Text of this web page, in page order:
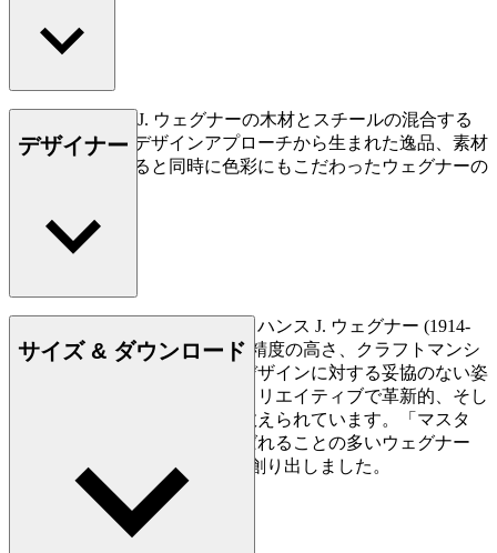
CH88Pはハンス J. ウェグナーの木材とスチールの混合する
という、斬新なデザインアプローチから生まれた逸品、素材
の資質を追求すると同時に色彩にもこだわったウェグナーの
もっと読む
デザイナー
デンマークの家具デザイナー、ハンス J. ウェグナー (1914-
2007) は、家具づくりにおける精度の高さ、クラフトマンシ
ップに対する優れた洞察力、デザインに対する妥協のない姿
勢で知られており、史上最もクリエイティブで革新的、そし
て多作なデザイナーの一人に数えられています。「マスタ
ー・オブ・ザ・チェア」と呼ばれることの多いウェグナー
は、生涯で約500点もの椅子を創り出しました。
詳しく見る Hans J. Wegner
サイズ & ダウンロード